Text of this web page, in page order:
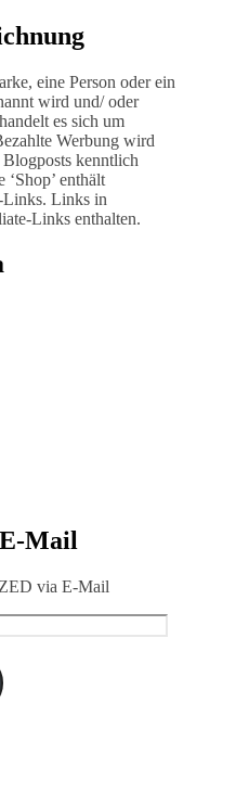
eine Person oder ein
wird und/ oder
es sich um
Werbung wird
kenntlich
enthält
Links. Links in
Links enthalten.
Mail
via E-Mail